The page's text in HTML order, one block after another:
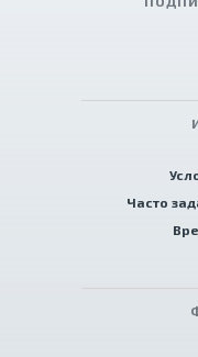
Часто